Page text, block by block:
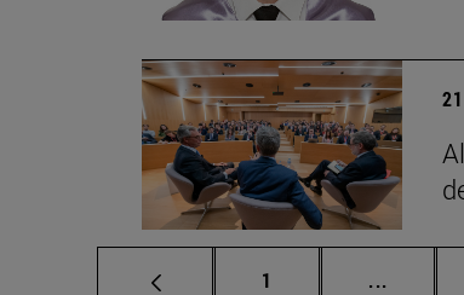
Página
1 ...